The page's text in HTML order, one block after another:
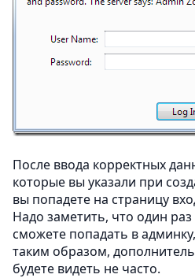
После ввода корректных
которые вы указали при
вы попадете на страницу
Надо заметить, что один
сможете попадать в
таким образом,
будете видеть не часто.